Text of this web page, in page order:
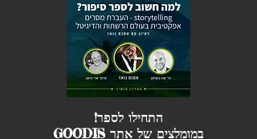
התחילו לספר!
במומלצים של אתר GOODIS